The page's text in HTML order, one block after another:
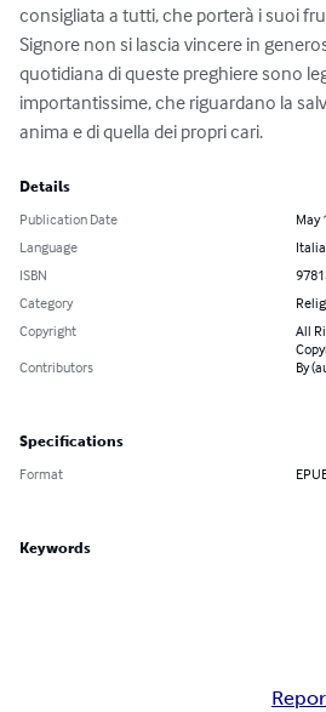
consigliata a tutti, che porterà i suoi
Signore non si lascia vincere in
quotidiana di queste preghiere sono
importantissime, che riguardano la
anima e di quella dei propri cari.
Details
Publication Date
May
Language
ISBN
Category
Copyright
All
Contributors
By
Specifications
Format
Keywords